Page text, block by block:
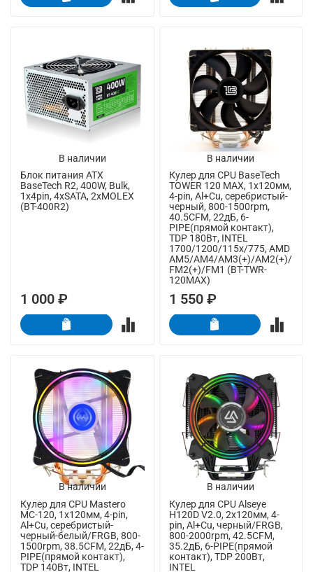
В наличии
Блок питания ATX
BaseTech R2, 400W, Bulk,
1x4pin, 4xSATA, 2xMOLEX
(BT-400R2)
1 000 ₽
В наличии
Кулер для CPU BaseTech
TOWER 120 MAX, 1х120мм,
4-pin, Al+Cu, серебристый-
черный, 800-1500rpm,
40.5CFM, 22дБ, 6-
PIPE(прямой контакт),
TDP 180Вт, INTEL
1700/1200/115x/775, AMD
AM5/AM4/AM3(+)/AM2(+)/
FM2(+)/FM1 (BT-TWR-
120MAX)
1 550 ₽
В наличии
Кулер для CPU Mastero
MC-120, 1х120мм, 4-pin,
Al+Cu, серебристый-
черный-белый/FRGB, 800-
1500rpm, 38.5CFM, 22дБ, 4-
PIPE(прямой контакт),
TDP 140Вт, INTEL
В наличии
Кулер для CPU Alseye
H120D V2.0, 2х120мм, 4-
pin, Al+Cu, черный/FRGB,
800-2000rpm, 42.5CFM,
35.2дБ, 6-PIPE(прямой
контакт), TDP 200Вт,
INTEL